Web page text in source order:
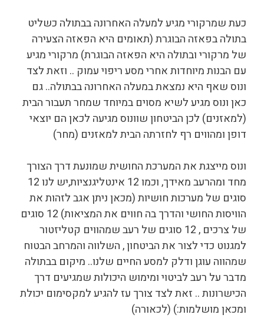
כעת שמרקורי מגיע למעלה האחרונה בבתולה כשליט
בתולה בפאזה הבוגרת (תאומים היא הפאזה הצעירה
של מרקורי ובתולה היא הפאזה הבוגרת) מרקורי מגיע
עם הבנות מיוחדות אחרי מסע ריפוי עמוק .. וזאת לצד
ונוס שאף היא נמצאת במעלה האחרונה בבתולה.. גם
כאן ונוס מגיע לשיא מסוים במיוחד שמחר תעבור הבית
(למאזנים) לכן הביטחון שוונוס מגיעה לכאן הם יוצאי
דופן ומהווים רף לחזרתה הבית למאזנים (מחר)
ונוס מייצגת את המערכת החושית שמונעת דרך הצורך
מחד ומהרעב מאידך, וכמו 12 אינטליגנציות,יש לנו 12
סוגים של מערכות חושיות (מכאן ניתן אגב לזהות את
הוויסות החושי והדרך בה חווים את המציאות) 12 סוגים
של צרכים , 12 סוגים של רעב שמהווים קטליזטור
למגנוט כדי לצור את הביטחון , השלווה והמרחב הבטוח
שמהווה עוגן ודלק למסע החיים שלנו.. מיקום בבתולה
מדבר על רעב לביטוי ומימוש היכולות שמגיעים דרך
הכישרונות .. זאת לצד צורך עז להגיע למקסימום יכולת
ומכאן מושלמות:) (לכאורה)